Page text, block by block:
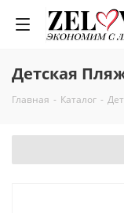
Детская
Главная - Каталог -